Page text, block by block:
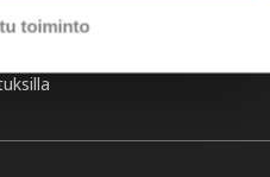
toiminto